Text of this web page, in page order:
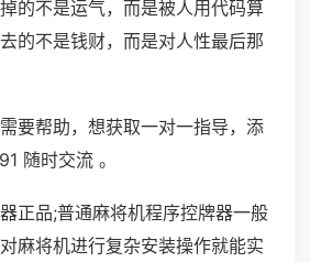
的不是运气，而是被人用代码算
的不是钱财，而是对人性最后那
要帮助，想获取一对一指导，添
随时交流 。
正品;普通麻将机程序控牌器一般
麻将机进行复杂安装操作就能实